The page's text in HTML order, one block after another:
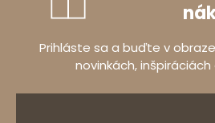
Prihláste sa a buďte v
novinkách,